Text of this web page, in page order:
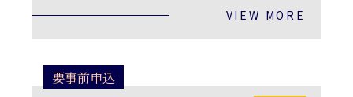
VIEW MORE
要事前申込